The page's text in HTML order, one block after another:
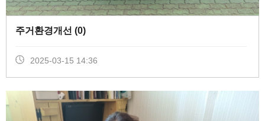
주거환경개선 (0)
2025-03-15 14:36